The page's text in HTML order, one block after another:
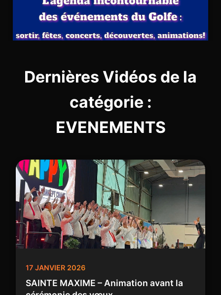
Dernières Vidéos de la
catégorie :
EVENEMENTS
17 JANVIER 2026
SAINTE MAXIME – Animation avant la